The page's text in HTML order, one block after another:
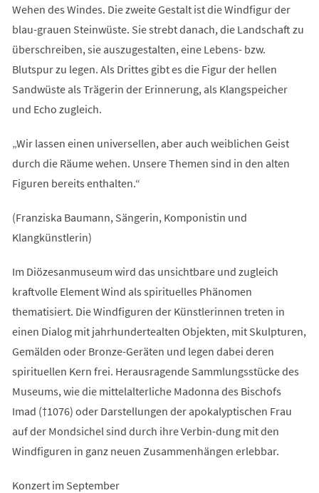
Wehen des Windes. Die zweite Gestalt ist die Windfigur der
blau-grauen Steinwüste. Sie strebt danach, die Landschaft zu
überschreiben, sie auszugestalten, eine Lebens- bzw.
Blutspur zu legen. Als Drittes gibt es die Figur der hellen
Sandwüste als Trägerin der Erinnerung, als Klangspeicher
und Echo zugleich.
„Wir lassen einen universellen, aber auch weiblichen Geist
durch die Räume wehen. Unsere Themen sind in den alten
Figuren bereits enthalten.“
(Franziska Baumann, Sängerin, Komponistin und
Klangkünstlerin)
Im Diözesanmuseum wird das unsichtbare und zugleich
kraftvolle Element Wind als spirituelles Phänomen
thematisiert. Die Windfiguren der Künstlerinnen treten in
einen Dialog mit jahrhundertealten Objekten, mit Skulpturen,
Gemälden oder Bronze-Geräten und legen dabei deren
spirituellen Kern frei. Herausragende Sammlungsstücke des
Museums, wie die mittelalterliche Madonna des Bischofs
Imad (†1076) oder Darstellungen der apokalyptischen Frau
auf der Mondsichel sind durch ihre Verbin-dung mit den
Windfiguren in ganz neuen Zusammenhängen erlebbar.
Konzert im September